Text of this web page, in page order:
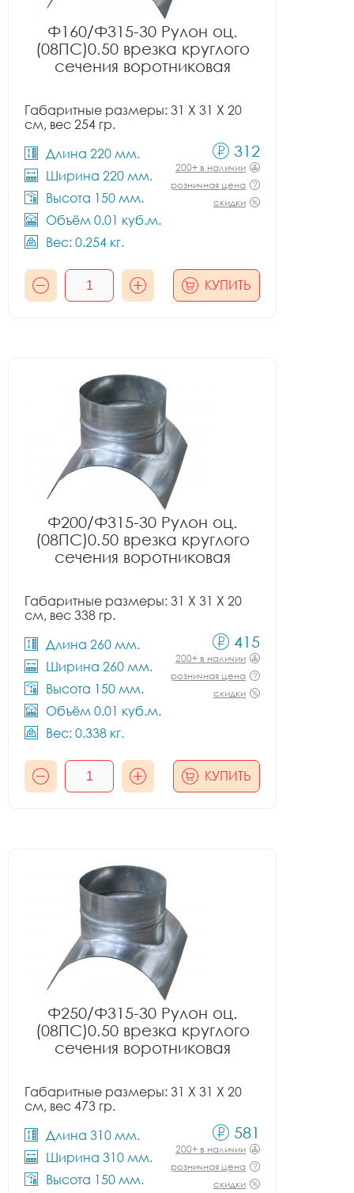
Ф160/Ф315-30 Рулон оц.
(08ПС)0.50 врезка круглого
сечения воротниковая
Габаритные размеры: 31 X 31 X 20
см, вес 254 гр.
Длина 220 мм.
Ширина 220 мм.
Высота 150 мм.
Объём 0.01 куб.м.
Вес: 0.254 кг.
312
200+ в наличии
розничная цена
скидки
КУПИТЬ
Ф200/Ф315-30 Рулон оц.
(08ПС)0.50 врезка круглого
сечения воротниковая
Габаритные размеры: 31 X 31 X 20
см, вес 338 гр.
Длина 260 мм.
Ширина 260 мм.
Высота 150 мм.
Объём 0.01 куб.м.
Вес: 0.338 кг.
415
200+ в наличии
розничная цена
скидки
КУПИТЬ
Ф250/Ф315-30 Рулон оц.
(08ПС)0.50 врезка круглого
сечения воротниковая
Габаритные размеры: 31 X 31 X 20
см, вес 473 гр.
Длина 310 мм.
Ширина 310 мм.
Высота 150 мм.
581
200+ в наличии
розничная цена
скидки